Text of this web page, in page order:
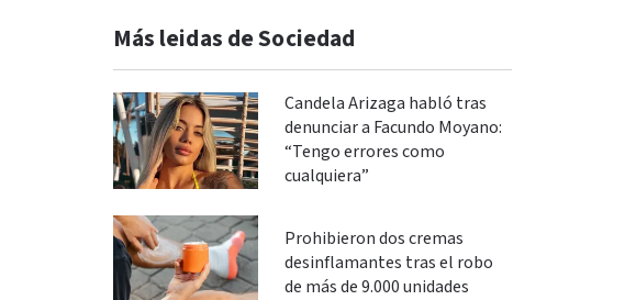
Más leidas de Sociedad
Candela Arizaga habló tras
denunciar a Facundo Moyano:
“Tengo errores como
cualquiera”
Prohibieron dos cremas
desinflamantes tras el robo
de más de 9.000 unidades